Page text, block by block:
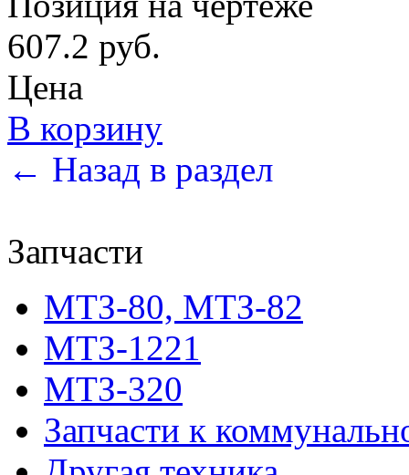
607.2 руб.
Цена
В корзину
← Назад в раздел
Запчасти
МТЗ-80, МТЗ-82
МТЗ-1221
МТЗ-320
Запчасти к